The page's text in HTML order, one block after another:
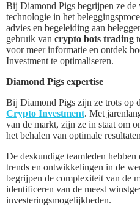
Bij Diamond Pigs begrijpen ze de
technologie in het
advies en begeleiding aan
gebruik van crypto bots trading
voor meer informatie en ontdek
Investment te optimaliseren.
Diamond Pigs expertise
Bij Diamond Pigs zijn ze trots op
Crypto Investment. Met
van de markt, zijn ze in staat om
het behalen van optimale
De deskundige teamleden
trends en ontwikkelingen in de
begrijpen de complexiteit van de
identificeren van de meest
investeringsmogelijkheden.